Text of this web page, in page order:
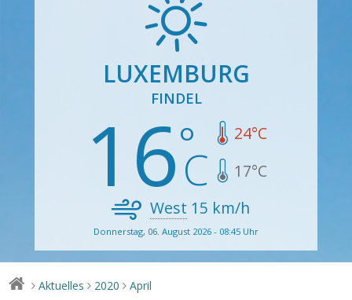
LUXEMBURG
FINDEL
16 24°C
17°C
West 15 km/h
Donnerstag, 06. August 2026 - 08:45 Uhr
> Aktuelles > 2020 > April